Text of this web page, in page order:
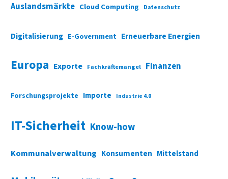
Auslandsmärkte Cloud Computing Datenschutz
Digitalisierung E-Government Erneuerbare Energien
Europa Exporte Fachkräftemangel Finanzen
Forschungsprojekte Importe Industrie 4.0
IT-Sicherheit Know-how
Kommunalverwaltung Konsumenten Mittelstand